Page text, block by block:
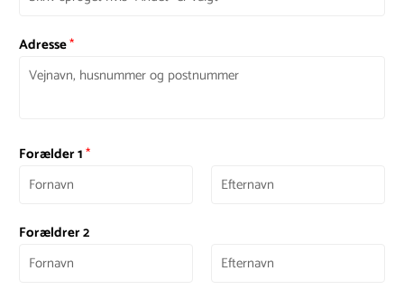
Adresse*
Forælder 1*
Forældrer 2